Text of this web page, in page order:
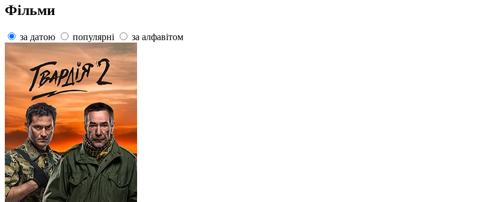
Фільми
за датою популярні за алфавітом